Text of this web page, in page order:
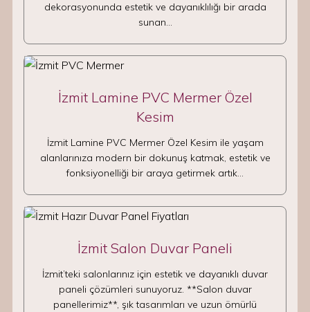
dekorasyonunda estetik ve dayanıklılığı bir arada
sunan…
İzmit Lamine PVC Mermer Özel
Kesim
İzmit Lamine PVC Mermer Özel Kesim ile yaşam
alanlarınıza modern bir dokunuş katmak, estetik ve
fonksiyonelliği bir araya getirmek artık…
İzmit Salon Duvar Paneli
İzmit’teki salonlarınız için estetik ve dayanıklı duvar
paneli çözümleri sunuyoruz. **Salon duvar
panellerimiz**, şık tasarımları ve uzun ömürlü